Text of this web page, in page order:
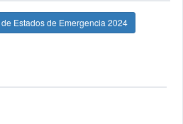
Estados de Emergencia 2024